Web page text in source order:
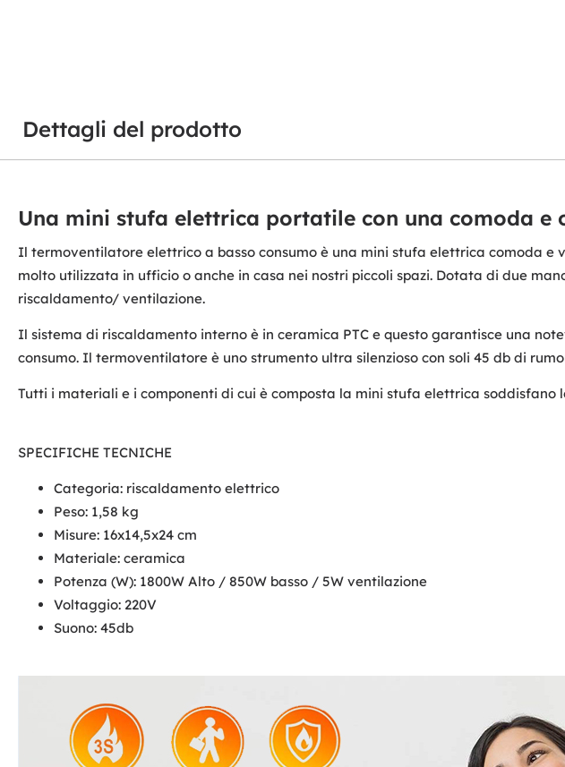
Dettagli del prodotto
Una mini stufa elettrica portatile con una comoda e
Il termoventilatore elettrico a basso consumo è una mini stufa elettrica comoda
molto utilizzata in ufficio o anche in casa nei nostri piccoli spazi. Dotata di due
riscaldamento/ ventilazione.
Il sistema di riscaldamento interno è in ceramica PTC e questo garantisce una
consumo. Il termoventilatore è uno strumento ultra silenzioso con soli 45 db di
Tutti i materiali e i componenti di cui è composta la mini stufa elettrica soddisfano
SPECIFICHE TECNICHE
Categoria: riscaldamento elettrico
Peso: 1,58 kg
Misure: 16x14,5x24 cm
Materiale: ceramica
Potenza (W): 1800W Alto / 850W basso / 5W ventilazione
Voltaggio: 220V
Suono: 45db